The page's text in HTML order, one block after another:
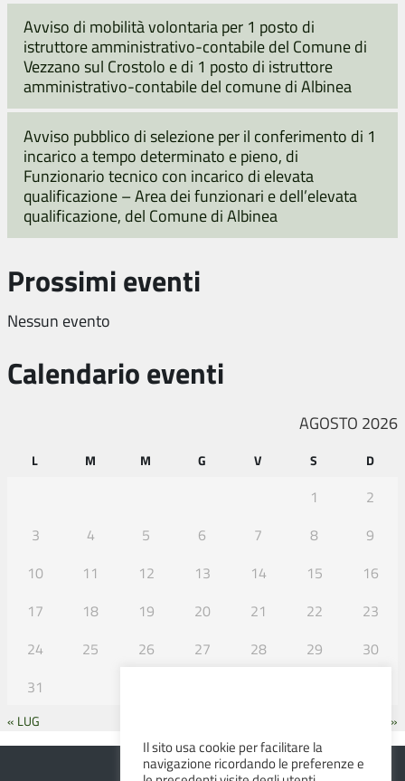
Avviso di mobilità volontaria per 1 posto di
istruttore amministrativo-contabile del Comune di
Vezzano sul Crostolo e di 1 posto di istruttore
amministrativo-contabile del comune di Albinea
Avviso pubblico di selezione per il conferimento di 1
incarico a tempo determinato e pieno, di
Funzionario tecnico con incarico di elevata
qualificazione – Area dei funzionari e dell’elevata
qualificazione, del Comune di Albinea
Prossimi eventi
Nessun evento
Calendario eventi
AGOSTO 2026
L M M G V S D
1
2
3
4 5 6 7 8
9
10
11 12 13 14 15
16
17
18 19 20 21 22
23
24
25 26 27 28 29
30
31
« LUG
SET »
Il sito usa cookie per facilitare la
navigazione ricordando le preferenze e